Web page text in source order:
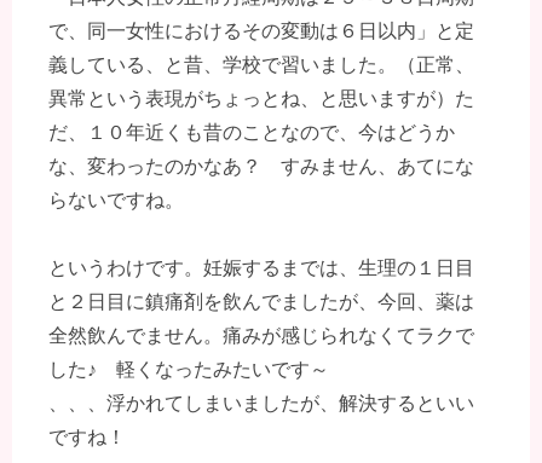
で、同一女性におけるその変動は６日以内」と定
義している、と昔、学校で習いました。（正常、
異常という表現がちょっとね、と思いますが）た
だ、１０年近くも昔のことなので、今はどうか
な、変わったのかなあ？ すみません、あてにな
らないですね。
というわけです。妊娠するまでは、生理の１日目
と２日目に鎮痛剤を飲んでましたが、今回、薬は
全然飲んでません。痛みが感じられなくてラクで
した♪ 軽くなったみたいです～
、、、浮かれてしまいましたが、解決するといい
ですね！